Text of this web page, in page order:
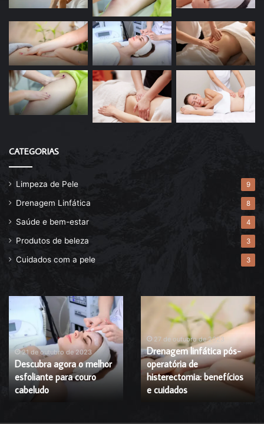
CATEGORIAS
Limpeza de Pele 9
Drenagem Linfática 8
Saúde e bem-estar 4
Produtos de beleza 3
Cuidados com a pele 3
Descubra
o
melhor
esfoliante
para
couro
cabeludo
21 de outubro de 2023
Descubra agora o melhor
esfoliante para couro
cabeludo
Drenagem
operatória
de
histerectomia:
benefícios
27 de outubro de 2023
Drenagem linfática pós-
operatória de
histerectomia: benefícios
e cuidados